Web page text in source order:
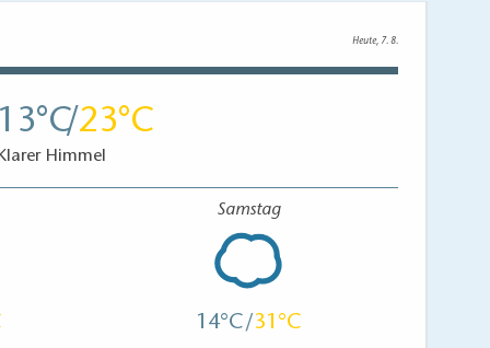
Heute, 7. 8.
13 23
Klarer Himmel
Samstag
14 31